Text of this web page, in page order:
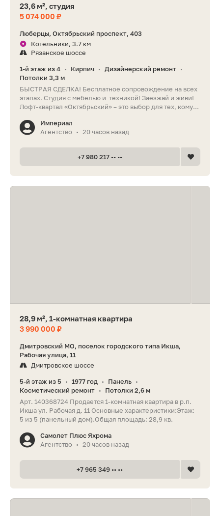
23,6 м², студия
5 074 000 ₽
Люберцы, Октябрьский проспект, 403
Котельники, 3.7 км
Рязанское шоссе
1-й этаж из 4 • Кирпич • Дизайнерский ремонт •
Потолки 3,3 м
БЫСТРАЯ СДЕЛКА! Бесплатное сопровождение на всех
этапах. Студия с мебелью и техникой! Заезжай и живи!
Лофт-квартал «Октябрьский» – это выбор для тех, кому...
Империал
Агентство
• 20 часов назад
+7 980 217 •• ••
28,9 м², 1-комнатная квартира
3 990 000 ₽
Дмитровский МО, поселок городского типа Икша,
Рабочая улица, 11
Дмитровское шоссе
5-й этаж из 5 • 1977 год • Панель •
Косметический ремонт •
Потолки 2,6 м
Арт. 140368724 Продается 1-комнатная квартира в р.п.
Икша ул. Рабочая д. 11 Основные характеристики:Этаж:
5 из 5 (панельный дом).Общая площадь: 28,9 кв.
Самолет Плюс Яхрома
Агентство
• 20 часов назад
+7 965 349 •• ••